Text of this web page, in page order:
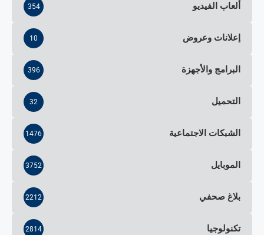
ألعاب الفيديو 354
إعلانات وعروض 10
البرامج والأجهزة 396
التحميل 32
الشبكات الاجتماعية 1476
الموبايل 3752
بلاغ صحفي 2212
تكنولوجيا 2814